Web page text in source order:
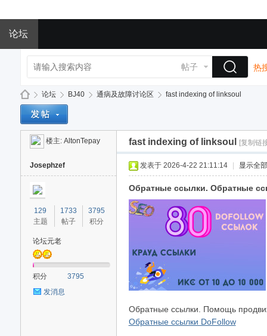
论坛
帖子 热
»
论坛
›
BJ40
›
通病及故障讨论区
›
fast indexing of linksoul
楼主: AltonTepay fast indexing of linksoul [复制链
Josephzef
129
主题
1733
帖子
3795
积分
论坛元老
积分
3795
发消息
发表于 2026-4-22 21:11:14 显示全
Обратные ссылки. Обратные
Обратные ссылки. Помощь
Обратные ссылки DoFollow